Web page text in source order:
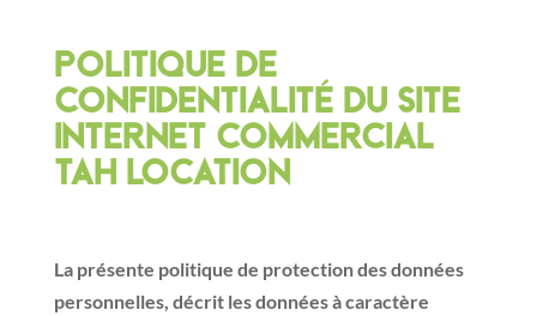
Politique de
confidentialité du site
internet commercial
TAH LOCATION
La présente politique de protection des données
personnelles, décrit les données à caractère